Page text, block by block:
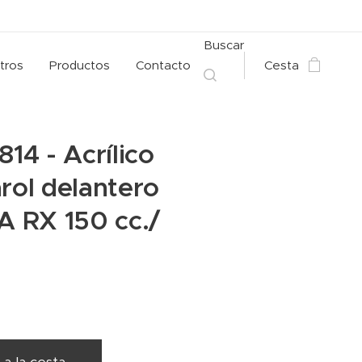
Productos Contacto
Buscar
Cesta
- Acrílico
delantero
RX 150 cc./